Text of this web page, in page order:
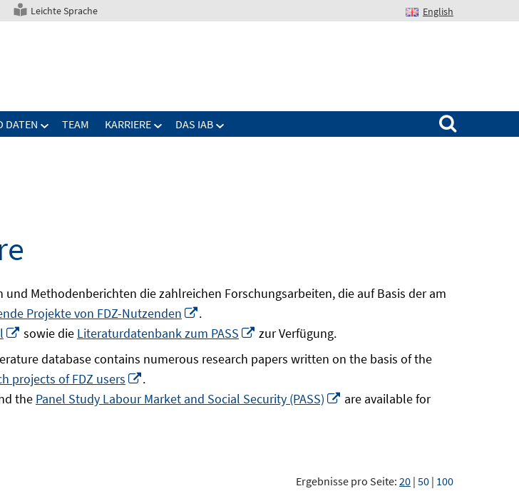
Leichte Sprache English
DATEN TEAM KARRIERE DAS IAB
Suchen nach:
Methodenberichten die zahlreichen Forschungsarbeiten, die auf Basis der am
Projekte von FDZ-Nutzenden
In
neuem
.
In
neuem
Fenster
öffnen
sowie die Literaturdatenbank zum PASS
In
öffnen
zur Verfügung.
database contains numerous research papers written on the basis of the
projects of FDZ users
In
neuem
.
the Panel Study Labour Market and Social Security (PASS)
In
are available for
Ergebnisse pro Seite: 20 | 50 | 100